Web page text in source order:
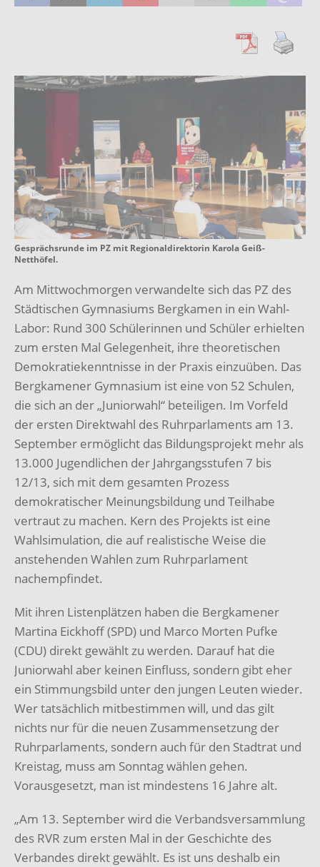
Gesprächsrunde im PZ mit Regionaldirektorin Karola Geiß-
Netthöfel.
Am Mittwochmorgen verwandelte sich das PZ des
Städtischen Gymnasiums Bergkamen in ein Wahl-
Labor: Rund 300 Schülerinnen und Schüler erhielten
zum ers­ten Mal Gelegenheit, ihre theoretischen
Demokratiekenntnisse in der Praxis einzu­üben. Das
Bergkamener Gymnasium ist eine von 52 Schulen,
die sich an der „Junior­wahl“ beteiligen. Im Vorfeld
der ersten Direktwahl des Ruhrparlaments am 13.
Sep­tember ermöglicht das Bildungsprojekt mehr als
13.000 Jugendlichen der Jahrgangs­stufen 7 bis
12/13, sich mit dem gesamten Prozess
demokratischer Meinungsbildung und Teilhabe
vertraut zu machen. Kern des Projekts ist eine
Wahlsimulation, die auf rea­listische Weise die
anstehenden Wahlen zum Ruhrparlament
nachempfindet.
Mit ihren Listenplätzen haben die Bergkamener
Martina Eickhoff (SPD) und Marco Morten Pufke
(CDU) direkt gewählt zu werden. Darauf hat die
Juniorwahl aber keinen Einfluss, sondern gibt eher
ein Stimmungsbild unter den jungen Leuten wieder.
Wer tatsächlich mitbestimmen will, und das gilt
nichts nur für die neuen Zusammensetzung der
Ruhrparlaments, sondern auch für den Stadtrat und
Kreistag, muss am Sonntag wählen gehen.
Vorausgesetzt, man ist mindestens 16 Jahre alt.
„Am 13. September wird die Verbandsversammlung
des RVR zum ersten Mal in der Geschichte des
Verbandes direkt gewählt. Es ist uns deshalb ein